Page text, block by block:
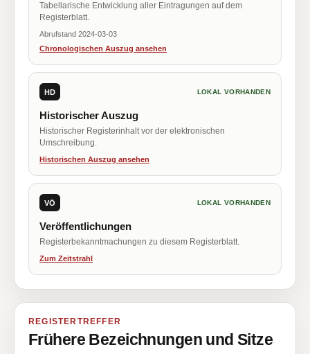
Tabellarische Entwicklung aller Eintragungen auf dem
Registerblatt.
Abrufstand 2024-03-03
Chronologischen Auszug ansehen
HD LOKAL VORHANDEN
Historischer Auszug
Historischer Registerinhalt vor der elektronischen
Umschreibung.
Historischen Auszug ansehen
VÖ LOKAL VORHANDEN
Veröffentlichungen
Registerbekanntmachungen zu diesem Registerblatt.
Zum Zeitstrahl
REGISTERTREFFER
Frühere Bezeichnungen und Sitze